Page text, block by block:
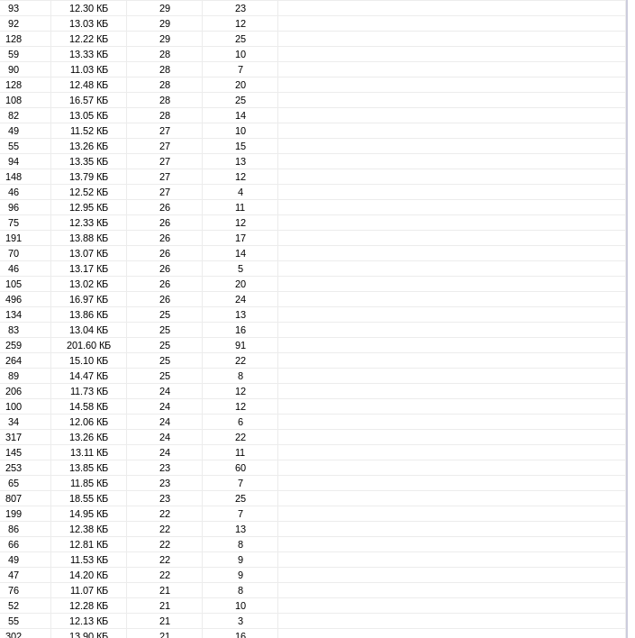
93 12.30 КБ 29
23
92 13.03 КБ 29
12
128 12.22 КБ 29
25
59 13.33 КБ 28
10
90 11.03 КБ 28
7
128 12.48 КБ 28
20
108 16.57 КБ 28
25
82 13.05 КБ 28
14
49 11.52 КБ 27
10
55 13.26 КБ 27
15
94 13.35 КБ 27
13
148 13.79 КБ 27
12
46 12.52 КБ 27
4
96 12.95 КБ 26
11
75 12.33 КБ 26
12
191 13.88 КБ 26
17
70 13.07 КБ 26
14
46 13.17 КБ 26
5
105 13.02 КБ 26
20
496 16.97 КБ 26
24
134 13.86 КБ 25
13
83 13.04 КБ 25
16
259 201.60 КБ 25
91
264 15.10 КБ 25
22
89 14.47 КБ 25
8
206 11.73 КБ 24
12
100 14.58 КБ 24
12
34 12.06 КБ 24
6
317 13.26 КБ 24
22
145 13.11 КБ 24
11
253 13.85 КБ 23
60
65 11.85 КБ 23
7
807 18.55 КБ 23
25
199 14.95 КБ 22
7
86 12.38 КБ 22
13
66 12.81 КБ 22
8
49 11.53 КБ 22
9
47 14.20 КБ 22
9
76 11.07 КБ 21
8
52 12.28 КБ 21
10
55 12.13 КБ 21
3